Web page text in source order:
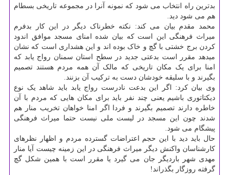
بدترین راه انتخاب می شود که نمونه آنرا در مجموعه تاریخی بسطام
هم می شود دید.
محمد مقدم بیان می کند: نکته خطرناک دیگر در این کار بدفرم
میراث فرهنگی این است که بیان شده امنای مسجد موافق اندود
کردن برج خشتی با گچ و خاک بوده اند و این هشداری است که نشان
میدهد مقرر است بدعتی جدید در سطح استان سمنان رواج یابد که
امنا برای یک مکان تاریخی که مالک آن همه مردم هستند تصمیم
بگیرند و با سلیقه خودشان دست به ترکیب آن بزنند.
وی بیان کرد: اگر این بدعت نادرست رواج یابد باید شاهد یک نوع
دیکتاتوری باشیم یعنی چند نفر باید برای مکان هایی که مردم با آن
خاطره دارند تصمیم بگیرند و فردا اگر امنا خواهان تخریب منار هم
شدند چون این مسجد در لیست ملی نیست حتما میراث فرهنگی
پیشگام می شود.
حال باید دید با این حجم اعتراضات گسترده مردم و اظهار نظرهای
کارشناسان واکنش دیگر میراث فرهنگی در این زمینه چیست آیا منار
مهدی شهر باردیگر جان می گیرد یا مقرر است با همین شکل گچ
گرفته روزگار بگذراند!